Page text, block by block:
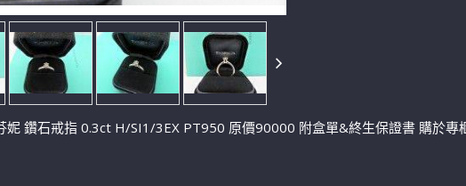
妮 鑽石戒指 0.3ct H/SI1/3EX PT950 原價90000 附盒單&終生保證書 購於專